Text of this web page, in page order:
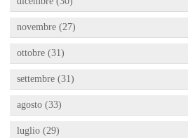
novembre (27)
ottobre (31)
settembre (31)
agosto (33)
luglio (29)